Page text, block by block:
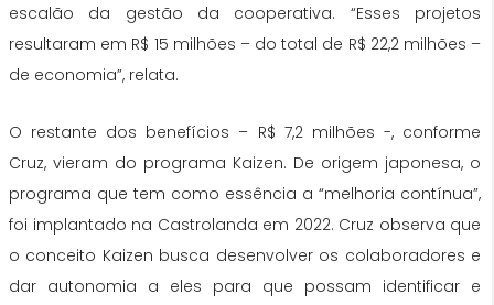
escalão da gestão da cooperativa. “Esses projetos
resultaram em R$ 15 milhões – do total de R$ 22,2 milhões –
de economia”, relata.
O restante dos benefícios – R$ 7,2 milhões -, conforme
Cruz, vieram do programa Kaizen. De origem japonesa, o
programa que tem como essência a “melhoria contínua”,
foi implantado na Castrolanda em 2022. Cruz observa que
o conceito Kaizen busca desenvolver os colaboradores e
dar autonomia a eles para que possam identificar e